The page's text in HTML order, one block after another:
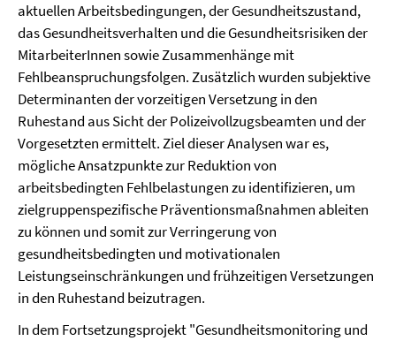
aktuellen Arbeitsbedingungen, der Gesundheitszustand,
das Gesundheitsverhalten und die Gesundheitsrisiken der
MitarbeiterInnen sowie Zusammenhänge mit
Fehlbeanspruchungsfolgen. Zusätzlich wurden subjektive
Determinanten der vorzeitigen Versetzung in den
Ruhestand aus Sicht der Polizeivollzugsbeamten und der
Vorgesetzten ermittelt. Ziel dieser Analysen war es,
mögliche Ansatzpunkte zur Reduktion von
arbeitsbedingten Fehlbelastungen zu identifizieren, um
zielgruppenspezifische Präventionsmaßnahmen ableiten
zu können und somit zur Verringerung von
gesundheitsbedingten und motivationalen
Leistungseinschränkungen und frühzeitigen Versetzungen
in den Ruhestand beizutragen.
In dem Fortsetzungsprojekt "Gesundheitsmonitoring und